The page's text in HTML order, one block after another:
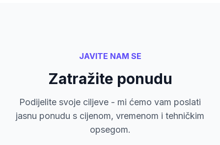
JAVITE NAM SE
Zatražite ponudu
Podijelite svoje ciljeve - mi ćemo vam poslati
jasnu ponudu s cijenom, vremenom i tehničkim
opsegom.